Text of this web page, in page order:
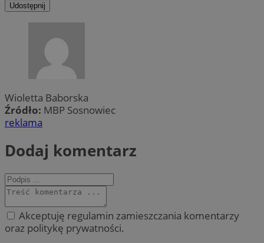
Udostępnij
Wioletta Baborska
Źródło: MBP Sosnowiec
reklama
Dodaj komentarz
Akceptuję regulamin zamieszczania komentarzy
oraz politykę prywatności.